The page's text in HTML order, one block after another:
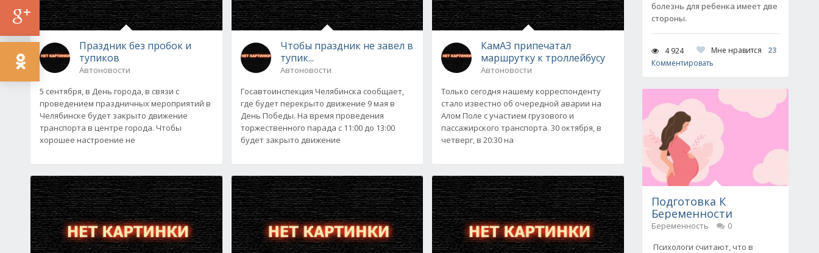
Праздник без пробок и
тупиков
Автоновости
5 сентября, в День города, в связи с
проведением праздничных мероприятий в
Челябинске будет закрыто движение
транспорта в центре города. Чтобы
хорошее настроение не
Чтобы праздник не завел в
тупик...
Автоновости
Госавтоинспекция Челябинска сообщает,
где будет перекрыто движение 9 мая в
День Победы. На время проведения
торжественного парада с 11:00 до 13:00
будет закрыто движение
КамАЗ припечатал
маршрутку к троллейбусу
Автоновости
Только сегодня нашему корреспонденту
стало известно об очередной аварии на
Алом Поле с участием грузового и
пассажирского транспорта. 30 октября, в
четверг, в 20:30 на
болезнь для ребенка имеет две
стороны.
4 924 Мне нравится
23
Комментировать
Подготовка К
Беременности
Беременность
0
Психологи считают, что в